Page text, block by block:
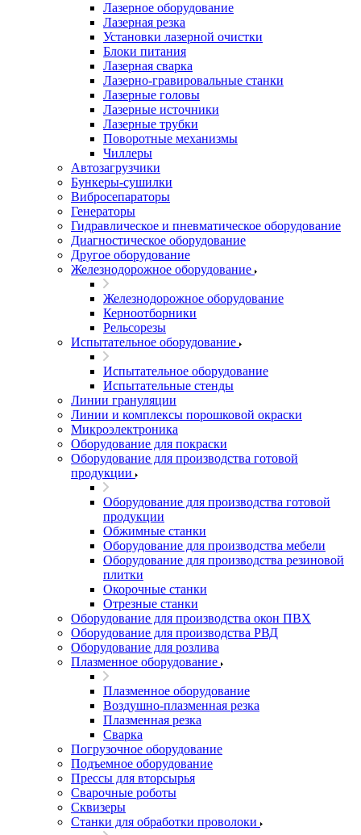
Лазерное оборудование
Лазерная резка
Установки лазерной очистки
Блоки питания
Лазерная сварка
Лазерно-гравировальные станки
Лазерные головы
Лазерные источники
Лазерные трубки
Поворотные механизмы
Чиллеры
Автозагрузчики
Бункеры-сушилки
Вибросепараторы
Генераторы
Гидравлическое и пневматическое оборудование
Диагностическое оборудование
Другое оборудование
Железнодорожное оборудование
Железнодорожное оборудование
Керноотборники
Рельсорезы
Испытательное оборудование
Испытательное оборудование
Испытательные стенды
Линии грануляции
Линии и комплексы порошковой окраски
Микроэлектроника
Оборудование для покраски
Оборудование для производства готовой
продукции
Оборудование для производства готовой
продукции
Обжимные станки
Оборудование для производства мебели
Оборудование для производства резиновой
плитки
Окорочные станки
Отрезные станки
Оборудование для производства окон ПВХ
Оборудование для производства РВД
Оборудование для розлива
Плазменное оборудование
Плазменное оборудование
Воздушно-плазменная резка
Плазменная резка
Сварка
Погрузочное оборудование
Подъемное оборудование
Прессы для вторсырья
Сварочные роботы
Сквизеры
Станки для обработки проволоки